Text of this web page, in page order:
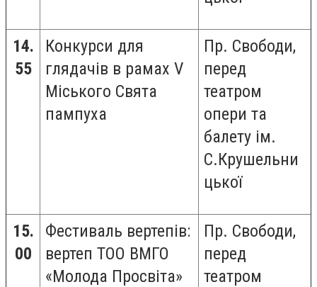
14.
55
Конкурси для
глядачів в рамах V
Міського Свята
пампуха
Пр. Свободи,
перед
театром
опери та
балету ім.
С.Крушельни
цької
15.
00
Фестиваль вертепів:
вертеп ТОО ВМГО
«Молода Просвіта»
Пр. Свободи,
перед
театром